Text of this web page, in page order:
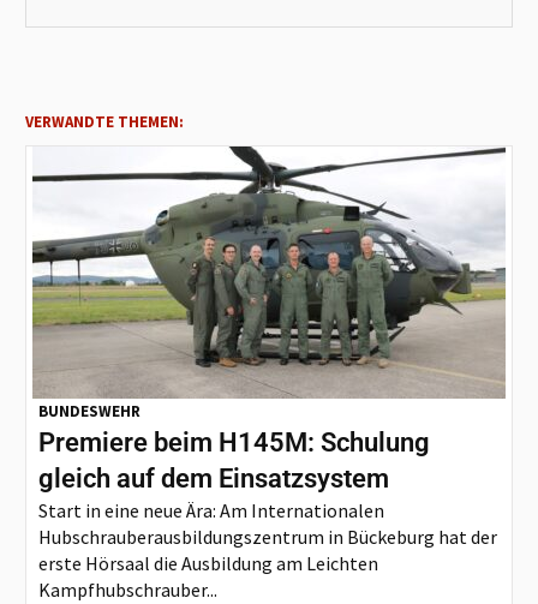
VERWANDTE THEMEN:
BUNDESWEHR
Premiere beim H145M: Schulung
gleich auf dem Einsatzsystem
Start in eine neue Ära: Am Internationalen
Hubschrauberausbildungszentrum in Bückeburg hat der
erste Hörsaal die Ausbildung am Leichten
Kampfhubschrauber...